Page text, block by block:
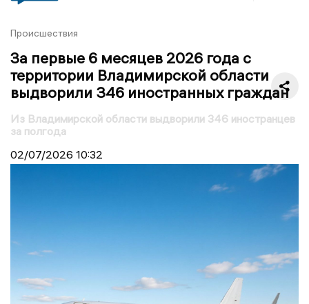
Происшествия
За первые 6 месяцев 2026 года с
территории Владимирской области
выдворили 346 иностранных граждан
Из Владимирской области выдворили 346 иностранцев
за полгода
02/07/2026 10:32